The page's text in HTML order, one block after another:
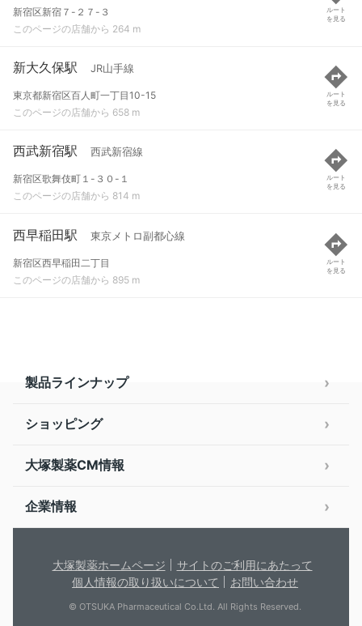
新宿区新宿７-２７-３
このページの店舗から 264 m
ルート
を見る
新大久保駅 JR山手線
東京都新宿区百人町一丁目10-15
このページの店舗から 658 m
ルート
を見る
西武新宿駅 西武新宿線
新宿区歌舞伎町１-３０-１
このページの店舗から 814 m
ルート
を見る
西早稲田駅 東京メトロ副都心線
新宿区西早稲田二丁目
このページの店舗から 895 m
ルート
を見る
製品ラインナップ
ショッピング
大塚製薬CM情報
企業情報
大塚製薬ホームページ
サイトのご利用にあたって
個人情報の取り扱いについて
お問い合わせ
© OTSUKA Pharmaceutical Co.Ltd. All Rights Reserved.